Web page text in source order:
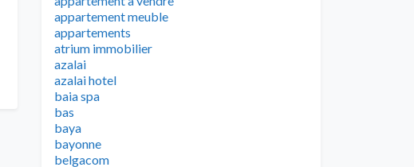
appartement meuble
appartements
atrium immobilier
azalai
azalai hotel
baia spa
bas
baya
bayonne
belgacom